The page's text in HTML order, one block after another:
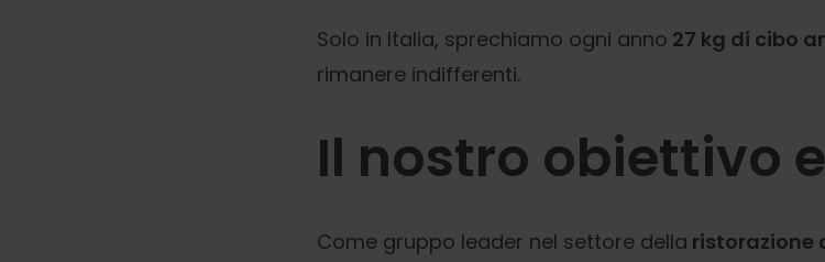
Solo in Italia, sprechiamo ogni anno 27 kg di cibo
rimanere indifferenti.
Il nostro obiettivo
Come gruppo leader nel settore della ristorazione